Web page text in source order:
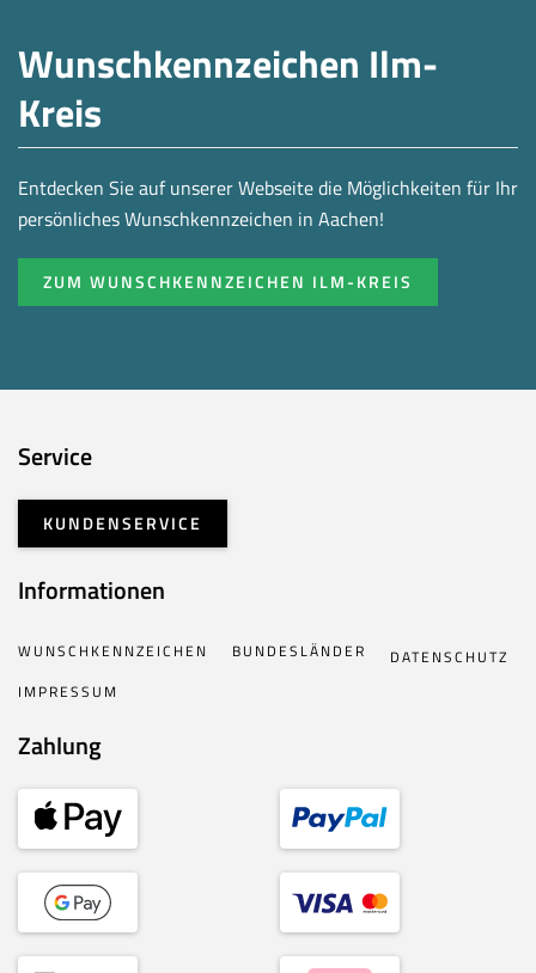
Wunschkennzeichen Ilm-
Kreis
Entdecken Sie auf unserer Webseite die Möglichkeiten für Ihr
persönliches Wunschkennzeichen in Aachen!
ZUM WUNSCHKENNZEICHEN ILM-KREIS
Service
KUNDENSERVICE
Informationen
WUNSCHKENNZEICHEN BUNDESLÄNDER
DATENSCHUTZ
IMPRESSUM
Zahlung